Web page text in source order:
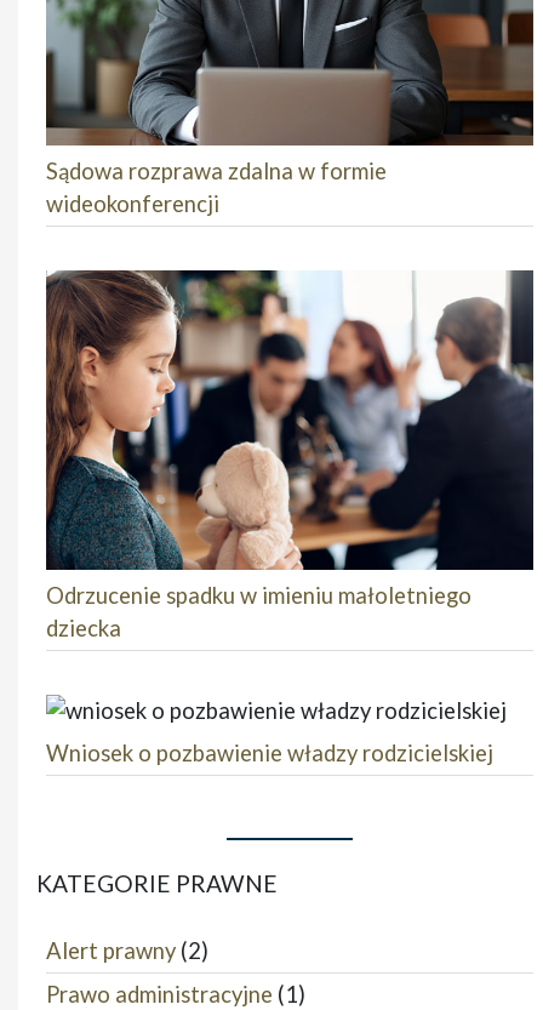
Sądowa rozprawa zdalna w formie
wideokonferencji
Odrzucenie spadku w imieniu małoletniego
dziecka
Wniosek o pozbawienie władzy rodzicielskiej
KATEGORIE PRAWNE
Alert prawny (2)
Prawo administracyjne (1)